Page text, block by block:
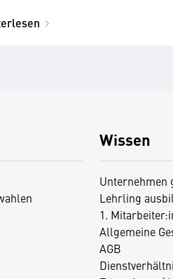
Wissen
Unternehmen
Lehrling
1.
Allgemeine
AGB